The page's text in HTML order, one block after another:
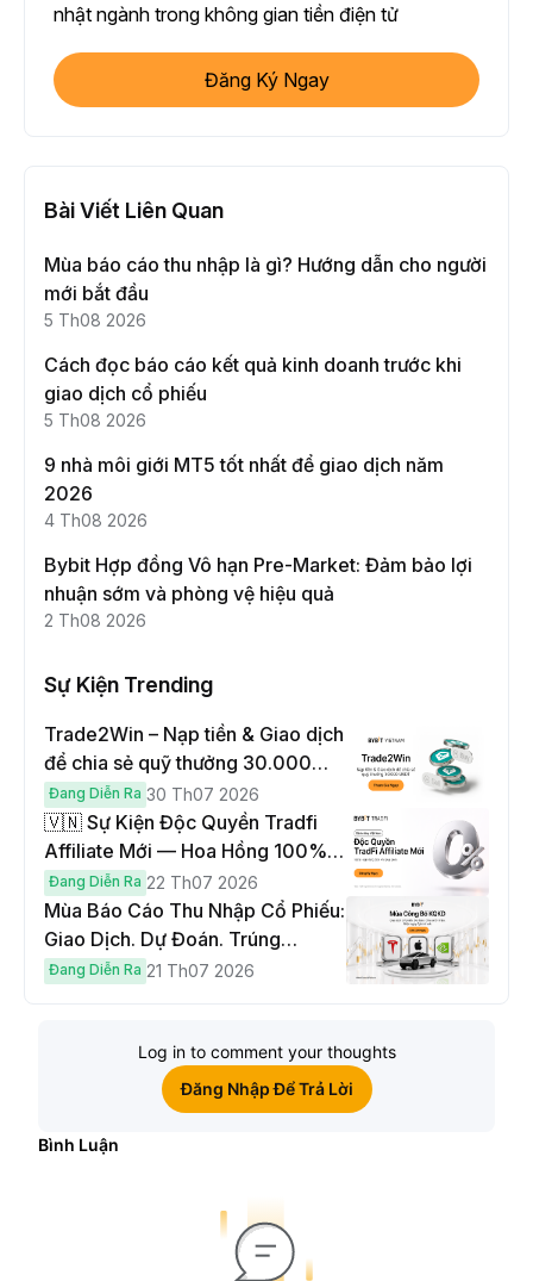
nhật ngành trong không gian tiền điện tử
Đăng Ký Ngay
Bài Viết Liên Quan
Mùa báo cáo thu nhập là gì? Hướng dẫn cho người
mới bắt đầu
5 Th08 2026
Cách đọc báo cáo kết quả kinh doanh trước khi
giao dịch cổ phiếu
5 Th08 2026
9 nhà môi giới MT5 tốt nhất để giao dịch năm
2026
4 Th08 2026
Bybit Hợp đồng Vô hạn Pre-Market: Đảm bảo lợi
nhuận sớm và phòng vệ hiệu quả
2 Th08 2026
Sự Kiện Trending
Trade2Win – Nạp tiền & Giao dịch
để chia sẻ quỹ thưởng 30.000
USDT
Đang Diễn Ra 30 Th07 2026
🇻🇳 Sự Kiện Độc Quyền Tradfi
Affiliate Mới — Hoa Hồng 100% &
Hoàn Phí Qua Đêm
Đang Diễn Ra 22 Th07 2026
Mùa Báo Cáo Thu Nhập Cổ Phiếu:
Giao Dịch. Dự Đoán. Trúng
Cybertruck!
Đang Diễn Ra 21 Th07 2026
Log in to comment your thoughts
Đăng Nhập Để Trả Lời
Bình Luận